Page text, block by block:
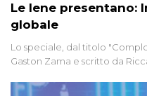
Le Iene presentano:
globale
Lo speciale, dal titolo
Gaston Zama e scritto da
racconta l'universo delle